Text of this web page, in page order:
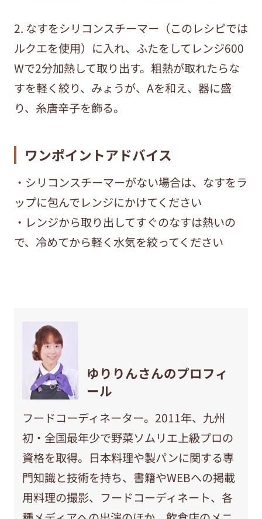
2. なすをシリコンスチーマー（このレシピでは
ルクエを使用）に入れ、ふたをしてレンジ600
Wで2分加熱して取り出す。粗熱が取れたらな
すを軽く絞り、みょうが、Aを和え、器に盛
り、糸唐辛子を飾る。
ワンポイントアドバイス
・シリコンスチーマーがない場合は、なすをラ
ップに包んでレンジにかけてください
・レンジから取り出してすぐのなすは熱いの
で、冷めてから軽く水気を絞ってください
ゆりりんさんのプロフィ
ール
フードコーディネーター。2011年、九州
初・全国最年少で野菜ソムリエ上級プロの
資格を取得。日本料理や製パンに関する専
門知識と技術を持ち、書籍やWEBへの掲載
用料理の撮影、フードコーディネート、各